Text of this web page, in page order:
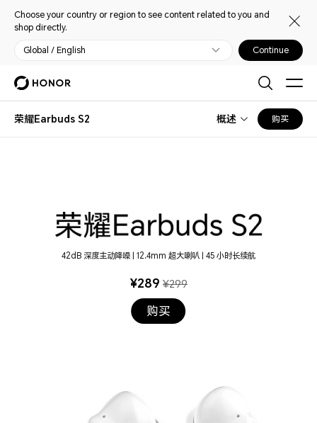
Choose your country or region to see content related to you and
shop directly.
Global / English Continue
荣耀Earbuds S2 概述 购买
42dB 深度主动降噪 | 12.4mm 超大喇叭 | 45 小时长续航
¥289 ¥299
购买